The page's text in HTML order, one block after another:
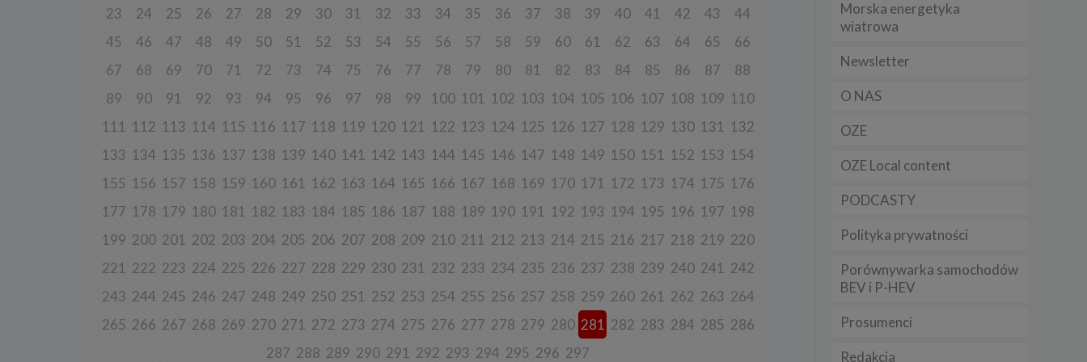
23
24 25 26 27 28 29 30 31 32 33 34 35 36 37 38 39 40 41 42 43
44
45
46 47 48 49 50 51 52 53 54 55 56 57 58 59 60 61 62 63 64 65
66
67
68 69 70 71 72 73 74 75 76 77 78 79 80 81 82 83 84 85 86 87
88
89
90 91 92 93 94 95 96 97 98 99 100 101 102 103 104 105 106 107 108 109 110
111 112 113 114 115 116 117 118 119 120 121 122 123 124 125 126 127 128 129 130 131 132
133 134 135 136 137 138 139 140 141 142 143 144 145 146 147 148 149 150 151 152 153 154
155 156 157 158 159 160 161 162 163 164 165 166 167 168 169 170 171 172 173 174 175 176
177 178 179 180 181 182 183 184 185 186 187 188 189 190 191 192 193 194 195 196 197 198
199 200 201 202 203 204 205 206 207 208 209 210 211 212 213 214 215 216 217 218 219 220
221 222 223 224 225 226 227 228 229 230 231 232 233 234 235 236 237 238 239 240 241 242
243 244 245 246 247 248 249 250 251 252 253 254 255 256 257 258 259 260 261 262 263 264
265 266 267 268 269 270 271 272 273 274 275 276 277 278 279 280 281 282 283 284 285 286
287 288 289 290 291 292 293 294 295 296 297
Morska energetyka
wiatrowa
Newsletter
O NAS
OZE
OZE Local content
PODCASTY
Polityka prywatności
Porównywarka samochodów
BEV i P-HEV
Prosumenci
Redakcja
zainteresowań, pomiarów statystycznych i udoskonalenia usług w ramach serwisu jest
w tych celach może uniemożliwić poprawne świadczenie usług.
6. Prawo do sprzeciwu
danych opisanych powyżej. Przestaniemy przetwarzać Twoje dane w tych celach, chyba że
uzasadnione podstawy, które są nadrzędne wobec Twoich interesów, praw i wolności lub
roszczeń.
danych w celu prowadzenia marketingu bezpośredniego. Jeżeli skorzystasz z tego prawa –
Twoje dane osobowe:
a) niezbędne do świadczenia usług, będą przechowywane przez okres, w którym usługi te
dozwolone lub wymagane w świetle obowiązującego prawa np. przetwarzanie w celach
b) niezbędne do dostosowania treści serwisu do zainteresowań, prowadzenia marketingu
usług własnych, pomiarów statystycznych i udoskonalenia usług, będę przechowywane do
momentu wyrażenia sprzeciwu lub do czasu zakończenia korzystania przez Ciebie z usług